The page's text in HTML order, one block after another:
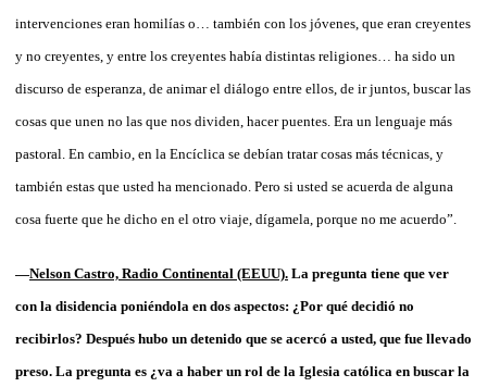
intervenciones eran homilías o… también con los jóvenes, que eran creyentes
y no creyentes, y entre los creyentes había distintas religiones… ha sido un
discurso de esperanza, de animar el diálogo entre ellos, de ir juntos, buscar las
cosas que unen no las que nos dividen, hacer puentes. Era un lenguaje más
pastoral. En cambio, en la Encíclica se debían tratar cosas más técnicas, y
también estas que usted ha mencionado. Pero si usted se acuerda de alguna
cosa fuerte que he dicho en el otro viaje, dígamela, porque no me acuerdo”.
—Nelson Castro, Radio Continental (EEUU). La pregunta tiene que ver
con la disidencia poniéndola en dos aspectos: ¿Por qué decidió no
recibirlos? Después hubo un detenido que se acercó a usted, que fue llevado
preso. La pregunta es ¿va a haber un rol de la Iglesia católica en buscar la